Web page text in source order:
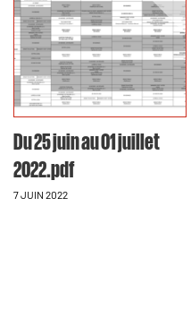
Du 25 juin au 01 juillet
2022.pdf
7 JUIN 2022